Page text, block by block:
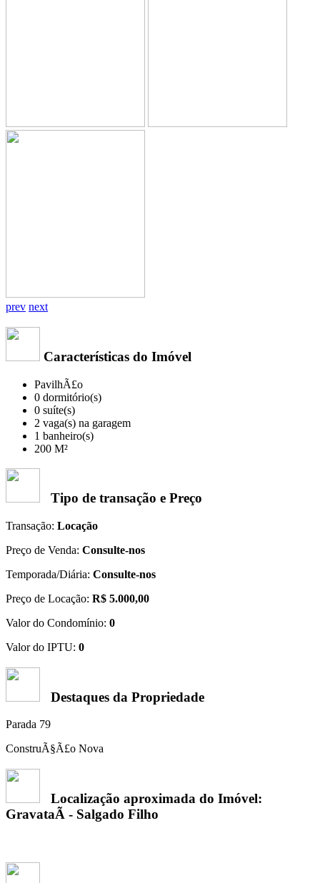
prev next
Características do Imóvel
PavilhÃ£o
0 dormitório(s)
0 suíte(s)
2 vaga(s) na garagem
1 banheiro(s)
200 M²
Tipo de transação e Preço
Transação: Locação
Preço de Venda: Consulte-nos
Temporada/Diária: Consulte-nos
Preço de Locação: R$ 5.000,00
Valor do Condomínio: 0
Valor do IPTU: 0
Destaques da Propriedade
Parada 79
ConstruÃ§Ã£o Nova
Localização aproximada do Imóvel:
GravataÃ­ - Salgado Filho